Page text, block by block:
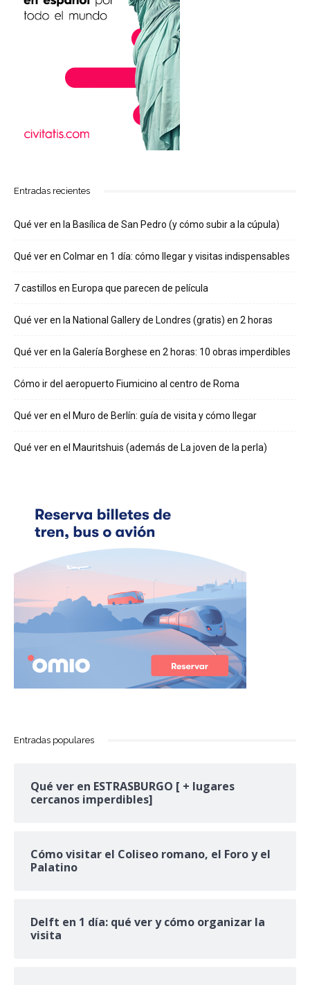
Entradas recientes
Qué ver en la Basílica de San Pedro (y cómo subir a la cúpula)
Qué ver en Colmar en 1 día: cómo llegar y visitas indispensables
7 castillos en Europa que parecen de película
Qué ver en la National Gallery de Londres (gratis) en 2 horas
Qué ver en la Galería Borghese en 2 horas: 10 obras imperdibles
Cómo ir del aeropuerto Fiumicino al centro de Roma
Qué ver en el Muro de Berlín: guía de visita y cómo llegar
Qué ver en el Mauritshuis (además de La joven de la perla)
Entradas populares
Qué ver en ESTRASBURGO [ + lugares
cercanos imperdibles]
Cómo visitar el Coliseo romano, el Foro y el
Palatino
Delft en 1 día: qué ver y cómo organizar la
visita